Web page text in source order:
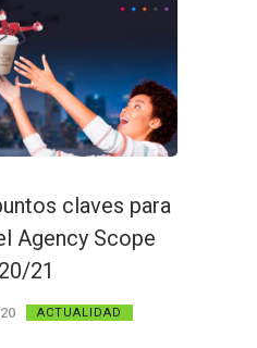
claves para
Agency Scope
21
ACTUALIDAD